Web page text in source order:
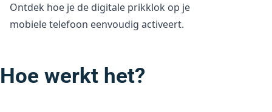
Ontdek hoe je de digitale prikklok op je
mobiele telefoon eenvoudig activeert.
Hoe werkt het?